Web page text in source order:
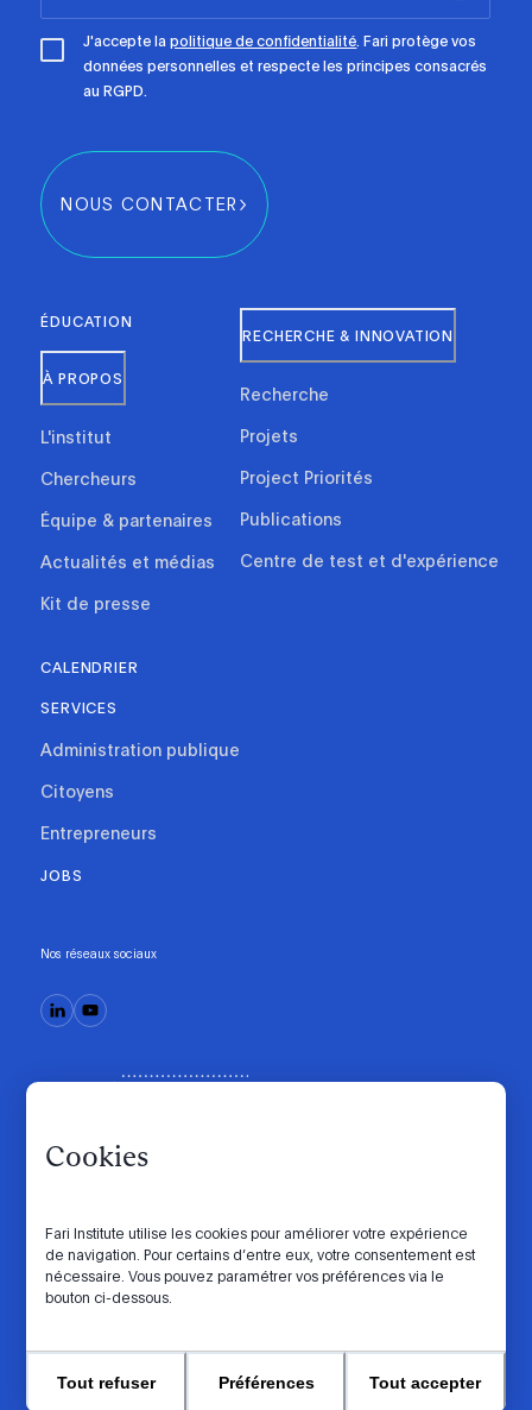
Cookies
Fari Institute utilise les cookies pour améliorer votre expérience
de navigation. Pour certains d’entre eux, votre consentement est
nécessaire. Vous pouvez paramétrer vos préférences via le
bouton ci-dessous.
Tout refuser Préférences Tout accepter
J'accepte lapolitique de confidentialité . Fari protège vos
données personnelles et respecte les principes consacrés
au RGPD.
NOUS CONTACTER
ÉDUCATION
À PROPOS
L'institut
Chercheurs
Équipe & partenaires
Actualités et médias
Kit de presse
RECHERCHE & INNOVATION
Recherche
Projets
Project Priorités
Publications
Centre de test et d'expérience
CALENDRIER
SERVICES
Administration publique
Citoyens
Entrepreneurs
JOBS
Nos réseaux sociaux
Code de conduite Manifesto Intranet
Paramètres des cookies
© 2026 FARI. Tous droits réservés.